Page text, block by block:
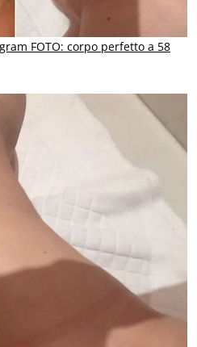
FOTO: corpo perfetto a 58